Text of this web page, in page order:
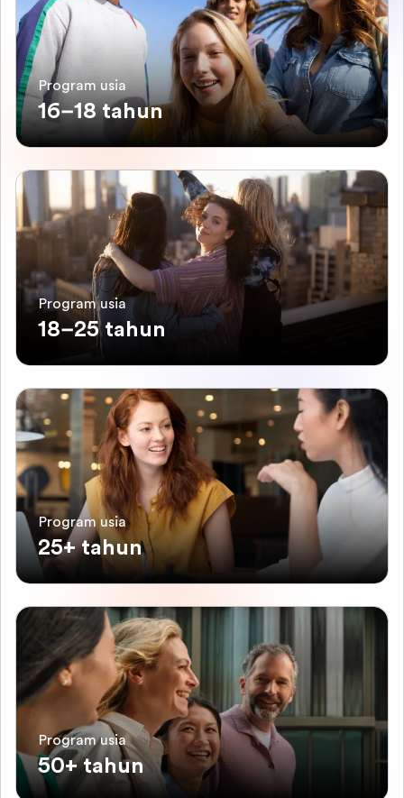
Program usia
16–18 tahun
Program usia
18–25 tahun
Program usia
25+ tahun
Program usia
50+ tahun